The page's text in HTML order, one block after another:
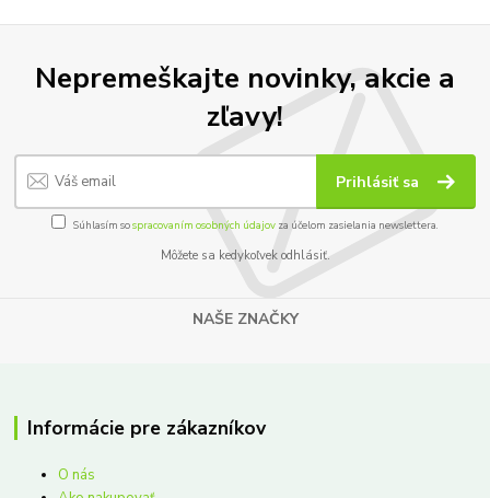
Nepremeškajte novinky, akcie a
zľavy!
Prihlásiť sa
Súhlasím sospracovaním osobných údajov za účelom zasielania newslettera.
Môžete sa kedykoľvek odhlásiť.
NAŠE ZNAČKY
Informácie pre zákazníkov
O nás